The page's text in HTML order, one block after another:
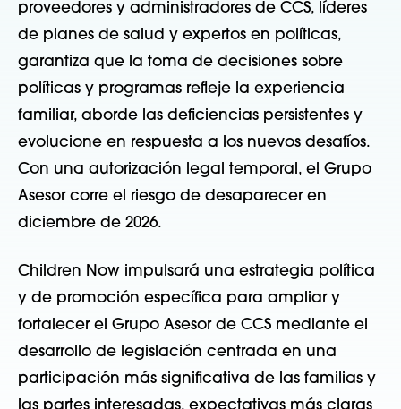
proveedores y administradores de CCS, líderes
de planes de salud y expertos en políticas,
garantiza que la toma de decisiones sobre
políticas y programas refleje la experiencia
familiar, aborde las deficiencias persistentes y
evolucione en respuesta a los nuevos desafíos.
Con una autorización legal temporal, el Grupo
Asesor corre el riesgo de desaparecer en
diciembre de 2026.
Children Now impulsará una estrategia política
y de promoción específica para ampliar y
fortalecer el Grupo Asesor de CCS mediante el
desarrollo de legislación centrada en una
participación más significativa de las familias y
las partes interesadas, expectativas más claras